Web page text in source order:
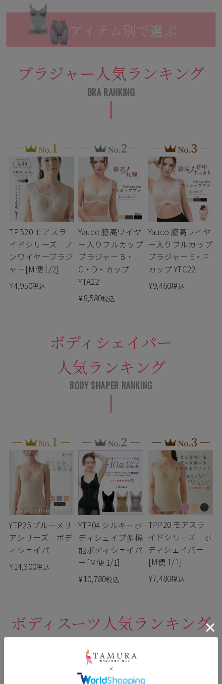
アイテム別で選ぶ
ブラジャー人気ランキング
TPB20 モアスラ
イドシリーズ ノ
ンワイヤーブラジ
ャー[M便 1/2]
¥4,950税込
Yauco 脇高ワイヤ
ー入りフルカップ
ブラジャー B・
C・D・カップ
YTA22
¥8,580税込
Yauco 脇高ワイヤ
ー入りフルカップ
ブラジャー E・Ｆ
カップ YTC22
¥9,460税込
ボディシェイパー
人気ランキング
YTP25 ブルーメリ
アシリーズ ボデ
ィシェイパー
¥14,300税込
YTP04 シルキーボ
ディシェイプ多機
能ボディシェイパ
ー[M便 1/1]
¥10,780税込
TPP20 モアスラ
イドシリーズ ボ
ディシェイパー
[M便 1/1]
¥7,480税込
ボディスーツ人気ランキング